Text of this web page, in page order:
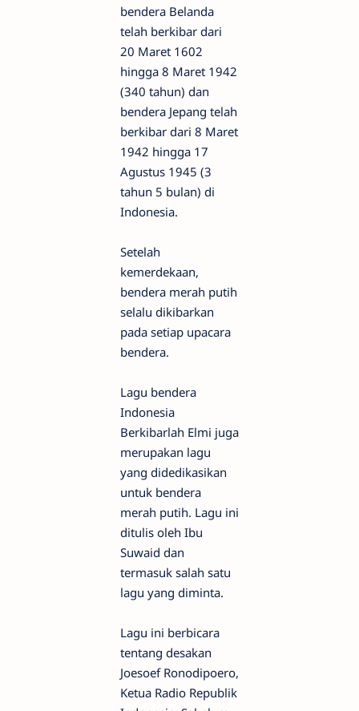
bendera Belanda
telah berkibar dari
20 Maret 1602
hingga 8 Maret 1942
(340 tahun) dan
bendera Jepang telah
berkibar dari 8 Maret
1942 hingga 17
Agustus 1945 (3
tahun 5 bulan) di
Indonesia.
Setelah
kemerdekaan,
bendera merah putih
selalu dikibarkan
pada setiap upacara
bendera.
Lagu bendera
Indonesia
Berkibarlah Elmi juga
merupakan lagu
yang didedikasikan
untuk bendera
merah putih. Lagu ini
ditulis oleh Ibu
Suwaid dan
termasuk salah satu
lagu yang diminta.
Lagu ini berbicara
tentang desakan
Joesoef Ronodipoero,
Ketua Radio Republik